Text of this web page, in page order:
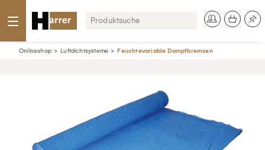
Onlineshop Luftdichtsysteme Feuchtevariable Dampfbremsen